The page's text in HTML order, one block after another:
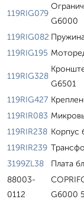
119RIG079
G6000
119RIG082
119RIG195
119RIG328
G6501
119RIG427
119RIR083
119RIR238 Корпус
119RIR239
3199ZL38
Плата
88003-
0112
G6000